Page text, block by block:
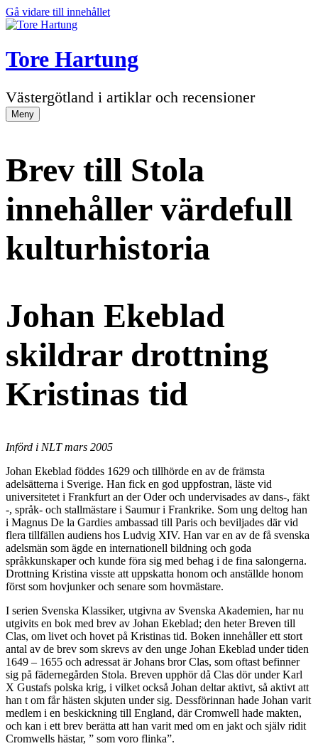
Gå vidare till innehållet
Tore Hartung
Västergötland i artiklar och recensioner
Meny
Brev till Stola
innehåller värdefull
kulturhistoria
Johan Ekeblad
skildrar drottning
Kristinas tid
Införd i NLT mars 2005
Johan Ekeblad föddes 1629 och tillhörde en av de främsta
adelsätterna i Sverige. Han fick en god uppfostran, läste vid
universitetet i Frankfurt an der Oder och undervisades av dans-, fäkt
-, språk- och stallmästare i Saumur i Frankrike. Som ung deltog han
i Magnus De la Gardies ambassad till Paris och beviljades där vid
flera tillfällen audiens hos Ludvig XIV. Han var en av de få svenska
adelsmän som ägde en internationell bildning och goda
språkkunskaper och kunde föra sig med behag i de fina salongerna.
Drottning Kristina visste att uppskatta honom och anställde honom
först som hovjunker och senare som hovmästare.
I serien Svenska Klassiker, utgivna av Svenska Akademien, har nu
utgivits en bok med brev av Johan Ekeblad; den heter Breven till
Clas, om livet och hovet på Kristinas tid. Boken innehåller ett stort
antal av de brev som skrevs av den unge Johan Ekeblad under tiden
1649 – 1655 och adressat är Johans bror Clas, som oftast befinner
sig på fädernegården Stola. Breven upphör då Clas dör under Karl
X Gustafs polska krig, i vilket också Johan deltar aktivt, så aktivt att
han t om får hästen skjuten under sig. Dessförinnan hade Johan varit
medlem i en beskickning till England, där Cromwell hade makten,
och kan i ett brev berätta att han varit med om en jakt och själv ridit
Cromwells hästar, ” som voro flinka”.